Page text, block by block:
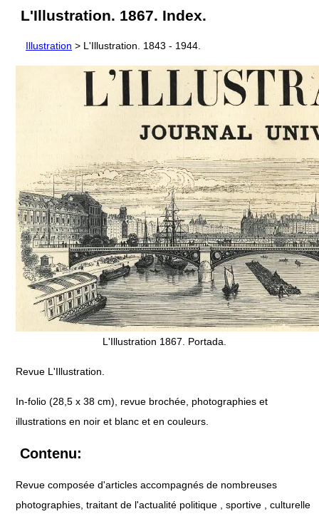
L'Illustration. 1867. Index.
Illustration > L'Illustration. 1843 - 1944.
L'Illustration 1867. Portada.
Revue L'Illustration.
In-folio (28,5 x 38 cm), revue brochée, photographies et
illustrations en noir et blanc et en couleurs.
Contenu:
Revue composée d'articles accompagnés de nombreuses
photographies, traitant de l'actualité politique , sportive , culturelle